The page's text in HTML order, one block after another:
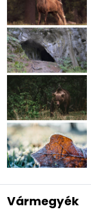
Vármegyék